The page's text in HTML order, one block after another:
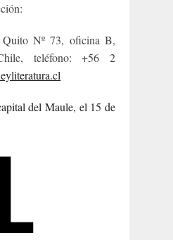
Nº 73, oficina B,
teléfono: +56 2
del Maule, el 15 de